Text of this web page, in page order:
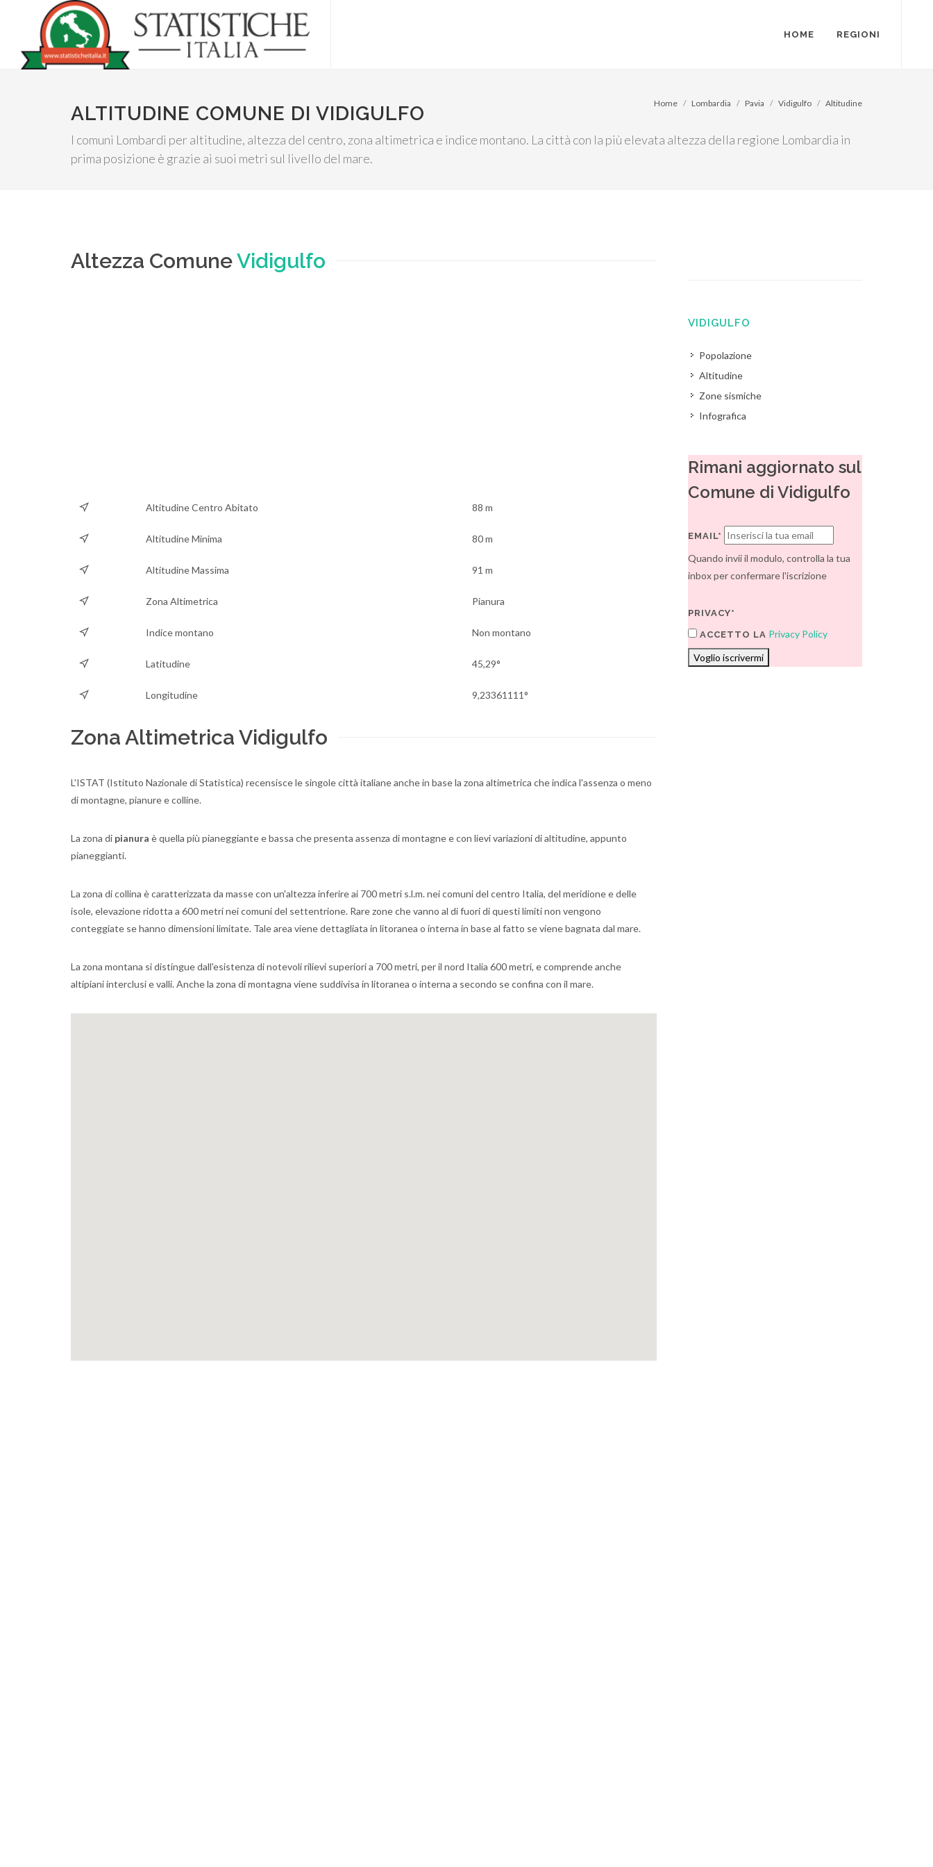
HOME REGIONI
ALTITUDINE COMUNE DI VIDIGULFO
I comuni Lombardi per altitudine, altezza del centro, zona altimetrica e indice montano. La città con la più elevata altezza della regione Lombardia in
prima posizione è grazie ai suoi metri sul livello del mare.
Home Lombardia Pavia Vidigulfo Altitudine
Altezza ComuneVidigulfo
Altitudine Centro Abitato 88 m
Altitudine Minima 80 m
Altitudine Massima 91 m
Zona Altimetrica Pianura
Indice montano Non montano
Latitudine 45,29°
Longitudine 9,23361111°
Zona Altimetrica Vidigulfo
L'ISTAT (Istituto Nazionale di Statistica) recensisce le singole città italiane anche in base la zona altimetrica che indica l'assenza o meno
di montagne, pianure e colline.
La zona di pianura è quella più pianeggiante e bassa che presenta assenza di montagne e con lievi variazioni di altitudine, appunto
pianeggianti.
La zona di collina è caratterizzata da masse con un'altezza inferire ai 700 metri s.l.m. nei comuni del centro Italia, del meridione e delle
isole, elevazione ridotta a 600 metri nei comuni del settentrione. Rare zone che vanno al di fuori di questi limiti non vengono
conteggiate se hanno dimensioni limitate. Tale area viene dettagliata in litoranea o interna in base al fatto se viene bagnata dal mare.
La zona montana si distingue dall'esistenza di notevoli rilievi superiori a 700 metri, per il nord Italia 600 metri, e comprende anche
altipiani interclusi e valli. Anche la zona di montagna viene suddivisa in litoranea o interna a secondo se confina con il mare.
VIDIGULFO
Popolazione
Altitudine
Zone sismiche
Infografica
Rimani aggiornato sul
Comune di Vidigulfo
EMAIL*
Quando invii il modulo, controlla la tua
inbox per confermare l'iscrizione
PRIVACY*
ACCETTO LA Privacy Policy
Voglio iscrivermi